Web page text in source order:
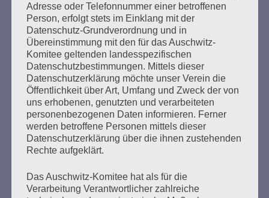
mehr ...
Seitennummerierung
der
Beiträge
Zurück 24 Weiter
auf der Welt gibt.
Adresse oder Telefonnummer einer betroffenen
Person, erfolgt stets im Einklang mit der
Datenschutz-Grundverordnung und in
Übereinstimmung mit den für das Auschwitz-
Komitee geltenden landesspezifischen
Datenschutzbestimmungen. Mittels dieser
Datenschutzerklärung möchte unser Verein die
Öffentlichkeit über Art, Umfang und Zweck der von
uns erhobenen, genutzten und verarbeiteten
personenbezogenen Daten informieren. Ferner
werden betroffene Personen mittels dieser
Datenschutzerklärung über die ihnen zustehenden
Rechte aufgeklärt.
Das Auschwitz-Komitee hat als für die
Verarbeitung Verantwortlicher zahlreiche